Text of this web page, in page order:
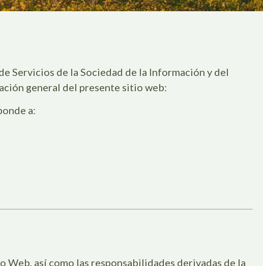
Servicios de la Sociedad de la Información y del
general del presente sitio web:
a:
así como las responsabilidades derivadas de la